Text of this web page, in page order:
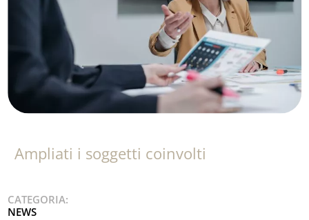
Ampliati i soggetti coinvolti
CATEGORIA:
NEWS